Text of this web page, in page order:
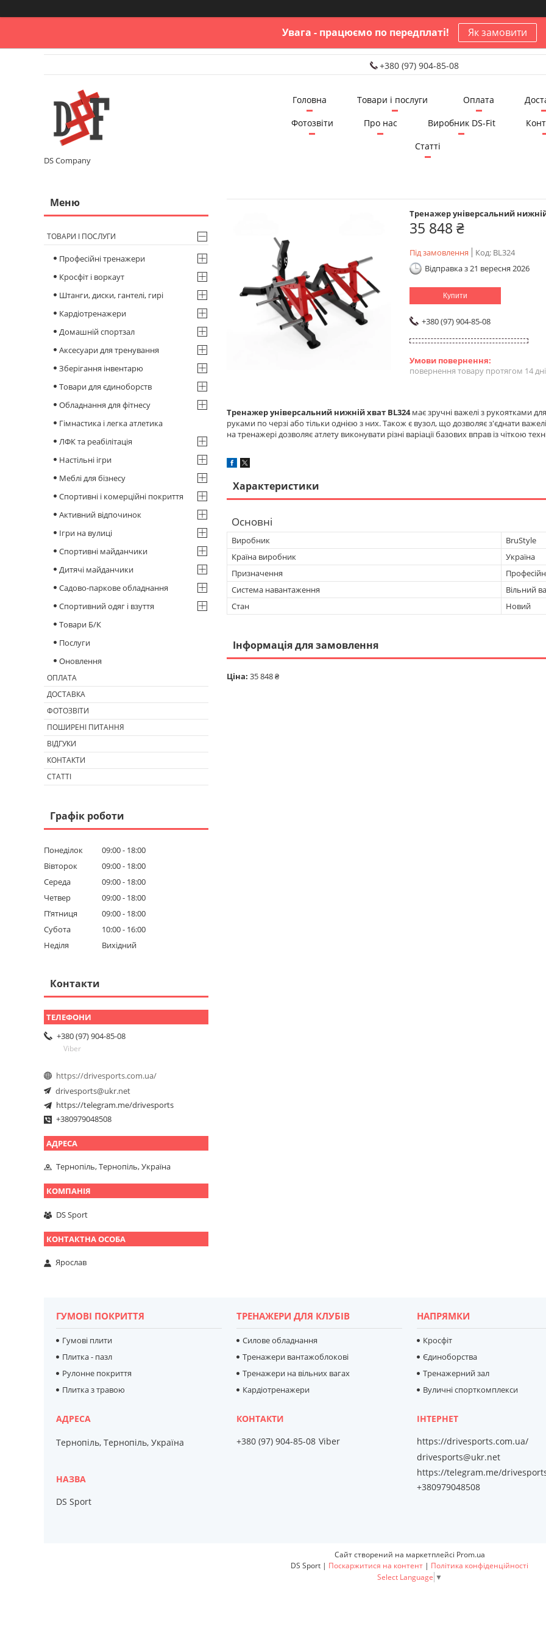
Увага - працюємо по передплаті! Як замовити
+380 (97) 904-85-08
DS Company
Головна Товари і послуги Оплата
Фотозвіти
Про нас Виробник DS-Fit
Статті
Тренажер універсальний
35 848 ₴
Під замовлення Код: BL324
Відправка з 21 вересня 2026
Купити
+380 (97) 904-85-08
повернення товару протягом 14
Тренажер універсальний нижній хват BL324має зручні важелі з рукоятками
руками по черзі або тільки однією з них. Також є вузол, що дозволяє з'єднати
на тренажері дозволяє атлету виконувати різні варіації базових вправ із чіткою
Характеристики
Основні
Виробник
BruStyle
Країна виробник
Україна
Призначення
Система навантаження
Вільний
Стан
Новий
Інформація для замовлення
Ціна: 35 848 ₴
ТОВАРИ І ПОСЛУГИ
Професійні тренажери
Кросфіт і воркаут
Штанги, диски, гантелі, гирі
Кардіотренажери
Домашній спортзал
Аксесуари для тренування
Зберігання інвентарю
Товари для єдиноборств
Обладнання для фітнесу
Гімнастика і легка атлетика
ЛФК та реабілітація
Настільні ігри
Меблі для бізнесу
Спортивні і комерційні покриття
Активний відпочинок
Ігри на вулиці
Спортивні майданчики
Дитячі майданчики
Садово-паркове обладнання
Спортивний одяг і взуття
Товари Б/К
Послуги
Оновлення
ОПЛАТА
ДОСТАВКА
ФОТОЗВІТИ
ПОШИРЕНІ ПИТАННЯ
ВІДГУКИ
КОНТАКТИ
СТАТТІ
Графік роботи
Понеділок 09:00
18:00
Вівторок
09:00
18:00
Середа
09:00
18:00
Четвер
09:00
18:00
Пʼятниця
09:00
18:00
Субота
10:00
16:00
Неділя
Вихідний
Контакти
+380 (97) 904-85-08
Viber
https://drivesports.com.ua/
drivesports@ukr.net
https://telegram.me/drivesports
+380979048508
Тернопіль, Тернопіль, Україна
DS Sport
Ярослав
ГУМОВІ ПОКРИТТЯ
Гумові плити
Плитка - пазл
Рулонне покриття
Плитка з травою
ТРЕНАЖЕРИ ДЛЯ КЛУБІВ
Силове обладнання
Тренажери вантажоблокові
Тренажери на вільних вагах
Кардіотренажери
НАПРЯМКИ
Кросфіт
Єдиноборства
Тренажерний зал
Вуличні спорткомплекси
Тернопіль, Тернопіль, Україна
DS Sport
+380 (97) 904-85-08 Viber
https://drivesports.com.ua/
drivesports@ukr.net
https://telegram.me/
+380979048508
Сайт створений на маркетплейсі Prom.ua
DS Sport | Поскаржитися на контент | Політика конфіденційності
Select Language ▼